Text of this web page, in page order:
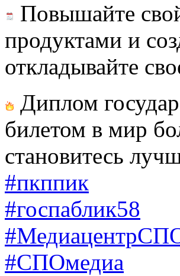
Повышайте
продуктами и
откладывайте
Диплом
билетом в мир
становитесь
#пкппик
#госпаблик58
#СПОмедиа